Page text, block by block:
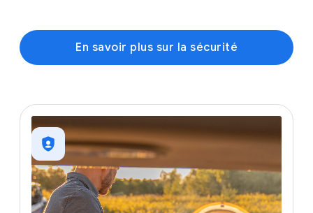
En savoir plus sur la sécurité